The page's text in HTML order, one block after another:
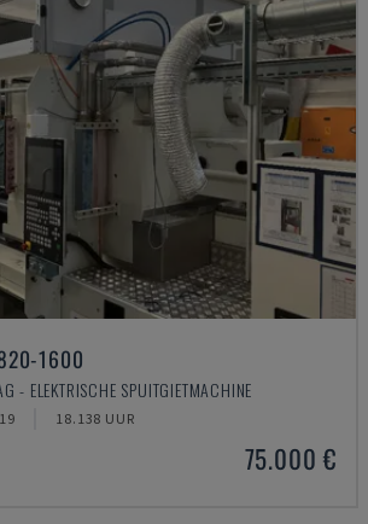
1600
- ELEKTRISCHE SPUITGIETMACHINE
18.138 UUR
75.000 €